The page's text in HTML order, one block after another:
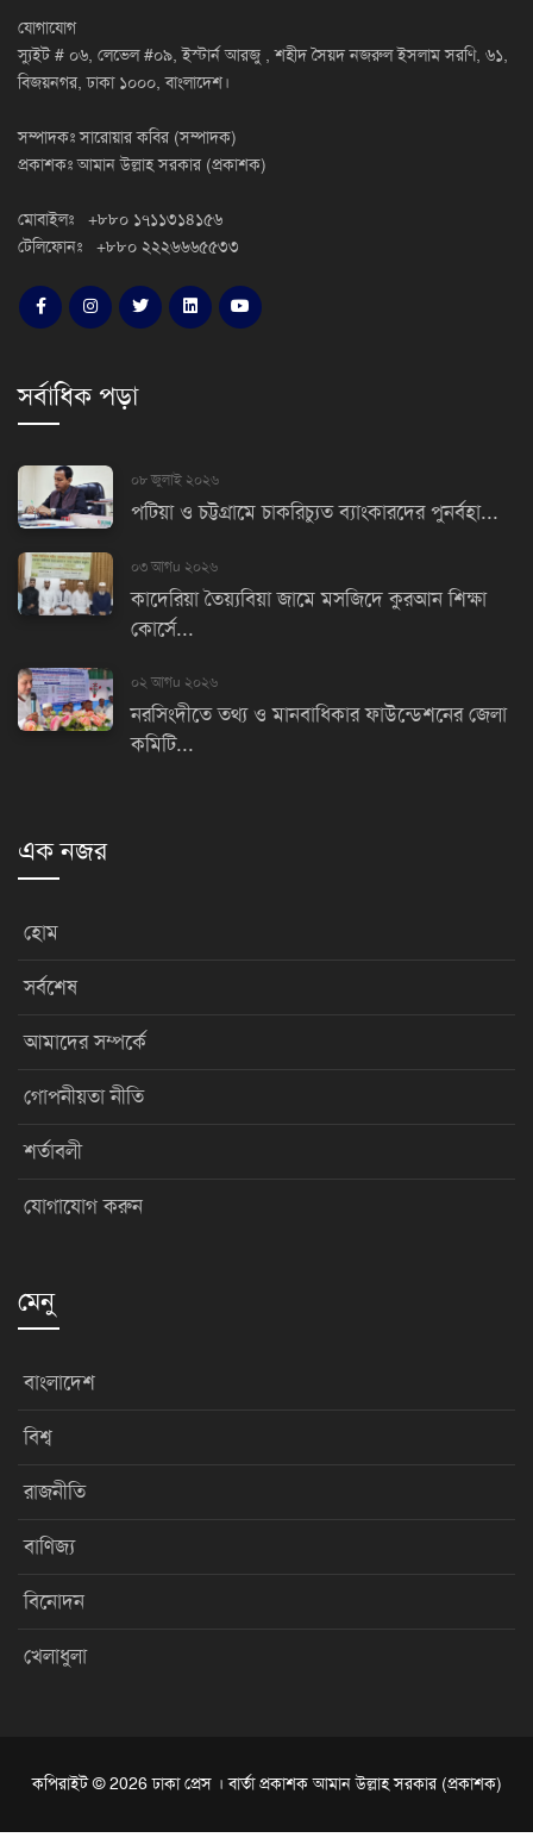
যোগাযোগ
স্যুইট # ০৬, লেভেল #০৯, ইস্টার্ন আরজু , শহীদ সৈয়দ নজরুল ইসলাম সরণি, ৬১,
বিজয়নগর, ঢাকা ১০০০, বাংলাদেশ।
সম্পাদকঃ সারোয়ার কবির (সম্পাদক)
প্রকাশকঃ আমান উল্লাহ সরকার (প্রকাশক)
মোবাইলঃ +৮৮০ ১৭১১৩১৪১৫৬
টেলিফোনঃ +৮৮০ ২২২৬৬৬৫৫৩৩
সর্বাধিক পড়া
০৮ জুলাই ২০২৬
পটিয়া ও চট্টগ্রামে চাকরিচ্যুত ব্যাংকারদের পুনর্বহা...
০৩ আগu ২০২৬
কাদেরিয়া তৈয়্যবিয়া জামে মসজিদে কুরআন শিক্ষা
কোর্সে...
০২ আগu ২০২৬
নরসিংদীতে তথ্য ও মানবাধিকার ফাউন্ডেশনের জেলা
কমিটি...
এক নজর
হোম
সর্বশেষ
আমাদের সম্পর্কে
গোপনীয়তা নীতি
শর্তাবলী
যোগাযোগ করুন
মেনু
বাংলাদেশ
বিশ্ব
রাজনীতি
বাণিজ্য
বিনোদন
খেলাধুলা
কপিরাইট © 2026 ঢাকা প্রেস । বার্তা প্রকাশক আমান উল্লাহ সরকার (প্রকাশক)